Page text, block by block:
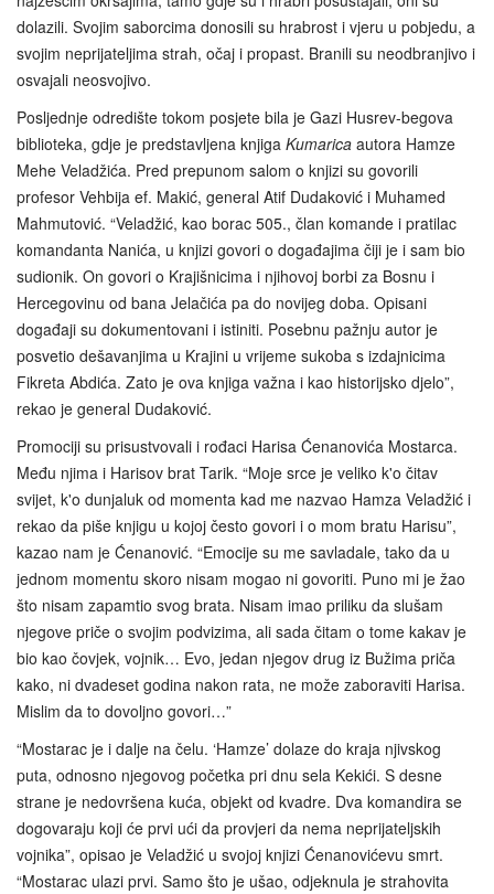
dolazili. Svojim saborcima donosili su hrabrost i vjeru u pobjedu, a
svojim neprijateljima strah, očaj i propast. Branili su neodbranjivo i
osvajali neosvojivo.
Posljednje odredište tokom posjete bila je Gazi Husrev-begova
biblioteka, gdje je predstavljena knjiga Kumarica autora Hamze
Mehe Veladžića. Pred prepunom salom o knjizi su govorili
profesor Vehbija ef. Makić, general Atif Dudaković i Muhamed
Mahmutović. “Veladžić, kao borac 505., član komande i pratilac
komandanta Nanića, u knjizi govori o događajima čiji je i sam bio
sudionik. On govori o Krajišnicima i njihovoj borbi za Bosnu i
Hercegovinu od bana Jelačića pa do novijeg doba. Opisani
događaji su dokumentovani i istiniti. Posebnu pažnju autor je
posvetio dešavanjima u Krajini u vrijeme sukoba s izdajnicima
Fikreta Abdića. Zato je ova knjiga važna i kao historijsko djelo”,
rekao je general Dudaković.
Promociji su prisustvovali i rođaci Harisa Ćenanovića Mostarca.
Među njima i Harisov brat Tarik. “Moje srce je veliko k'o čitav
svijet, k'o dunjaluk od momenta kad me nazvao Hamza Veladžić i
rekao da piše knjigu u kojoj često govori i o mom bratu Harisu”,
kazao nam je Ćenanović. “Emocije su me savladale, tako da u
jednom momentu skoro nisam mogao ni govoriti. Puno mi je žao
što nisam zapamtio svog brata. Nisam imao priliku da slušam
njegove priče o svojim podvizima, ali sada čitam o tome kakav je
bio kao čovjek, vojnik… Evo, jedan njegov drug iz Bužima priča
kako, ni dvadeset godina nakon rata, ne može zaboraviti Harisa.
Mislim da to dovoljno govori…”
“Mostarac je i dalje na čelu. ‘Hamze’ dolaze do kraja njivskog
puta, odnosno njegovog početka pri dnu sela Kekići. S desne
strane je nedovršena kuća, objekt od kvadre. Dva komandira se
dogovaraju koji će prvi ući da provjeri da nema neprijateljskih
vojnika”, opisao je Veladžić u svojoj knjizi Ćenanovićevu smrt.
“Mostarac ulazi prvi. Samo što je ušao, odjeknula je strahovita